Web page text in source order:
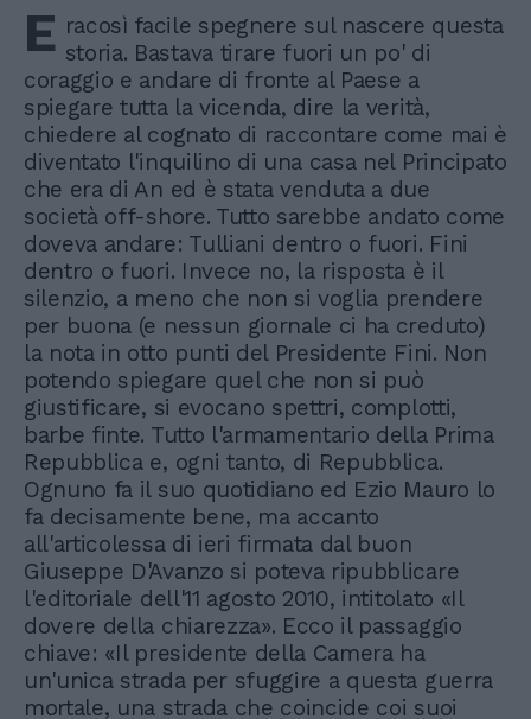
E racosì facile spegnere sul nascere questa
storia. Bastava tirare fuori un po' di
coraggio e andare di fronte al Paese a
spiegare tutta la vicenda, dire la verità,
chiedere al cognato di raccontare come mai è
diventato l'inquilino di una casa nel Principato
che era di An ed è stata venduta a due
società off-shore. Tutto sarebbe andato come
doveva andare: Tulliani dentro o fuori. Fini
dentro o fuori. Invece no, la risposta è il
silenzio, a meno che non si voglia prendere
per buona (e nessun giornale ci ha creduto)
la nota in otto punti del Presidente Fini. Non
potendo spiegare quel che non si può
giustificare, si evocano spettri, complotti,
barbe finte. Tutto l'armamentario della Prima
Repubblica e, ogni tanto, di Repubblica.
Ognuno fa il suo quotidiano ed Ezio Mauro lo
fa decisamente bene, ma accanto
all'articolessa di ieri firmata dal buon
Giuseppe D'Avanzo si poteva ripubblicare
l'editoriale dell'11 agosto 2010, intitolato «Il
dovere della chiarezza». Ecco il passaggio
chiave: «Il presidente della Camera ha
un'unica strada per sfuggire a questa guerra
mortale, una strada che coincide coi suoi